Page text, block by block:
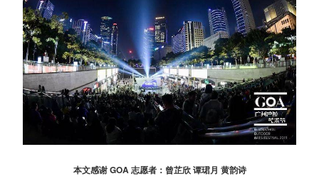
本文感谢 GOA 志愿者：曾芷欣 谭珺月 黄韵诗